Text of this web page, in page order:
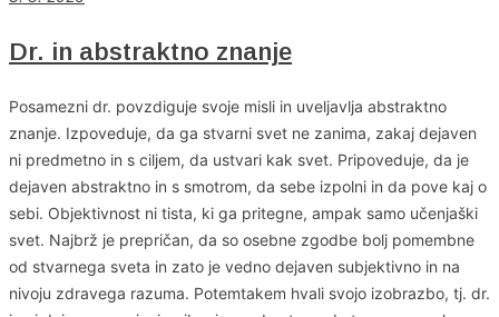
Dr. in abstraktno znanje
Posamezni dr. povzdiguje svoje misli in uveljavlja abstraktno
znanje. Izpoveduje, da ga stvarni svet ne zanima, zakaj dejaven
ni predmetno in s ciljem, da ustvari kak svet. Pripoveduje, da je
dejaven abstraktno in s smotrom, da sebe izpolni in da pove kaj o
sebi. Objektivnost ni tista, ki ga pritegne, ampak samo učenjaški
svet. Najbrž je prepričan, da so osebne zgodbe bolj pomembne
od stvarnega sveta in zato je vedno dejaven subjektivno in na
nivoju zdravega razuma. Potemtakem hvali svojo izobrazbo, tj. dr.